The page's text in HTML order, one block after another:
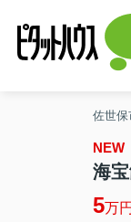
佐世保
NEW
海
5万円